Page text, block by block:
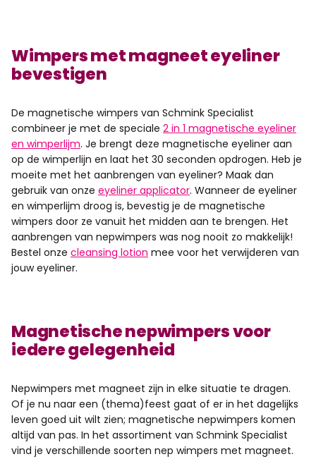
Wimpers met magneet eyeliner
bevestigen
De magnetische wimpers van Schmink Specialist
combineer je met de speciale 2 in 1 magnetische eyeliner
en wimperlijm. Je brengt deze magnetische eyeliner aan
op de wimperlijn en laat het 30 seconden opdrogen. Heb je
moeite met het aanbrengen van eyeliner? Maak dan
gebruik van onze eyeliner applicator. Wanneer de eyeliner
en wimperlijm droog is, bevestig je de magnetische
wimpers door ze vanuit het midden aan te brengen. Het
aanbrengen van nepwimpers was nog nooit zo makkelijk!
Bestel onze cleansing lotion mee voor het verwijderen van
jouw eyeliner.
Magnetische nepwimpers voor
iedere gelegenheid
Nepwimpers met magneet zijn in elke situatie te dragen.
Of je nu naar een (thema)feest gaat of er in het dagelijks
leven goed uit wilt zien; magnetische nepwimpers komen
altijd van pas. In het assortiment van Schmink Specialist
vind je verschillende soorten nep wimpers met magneet.